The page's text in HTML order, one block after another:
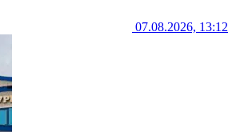
07.08.2026, 13:12